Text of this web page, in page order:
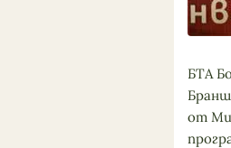
БТА
от